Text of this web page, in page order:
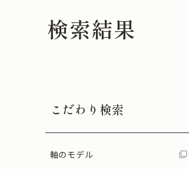
検索結果
こだわり検索
軸のモデル